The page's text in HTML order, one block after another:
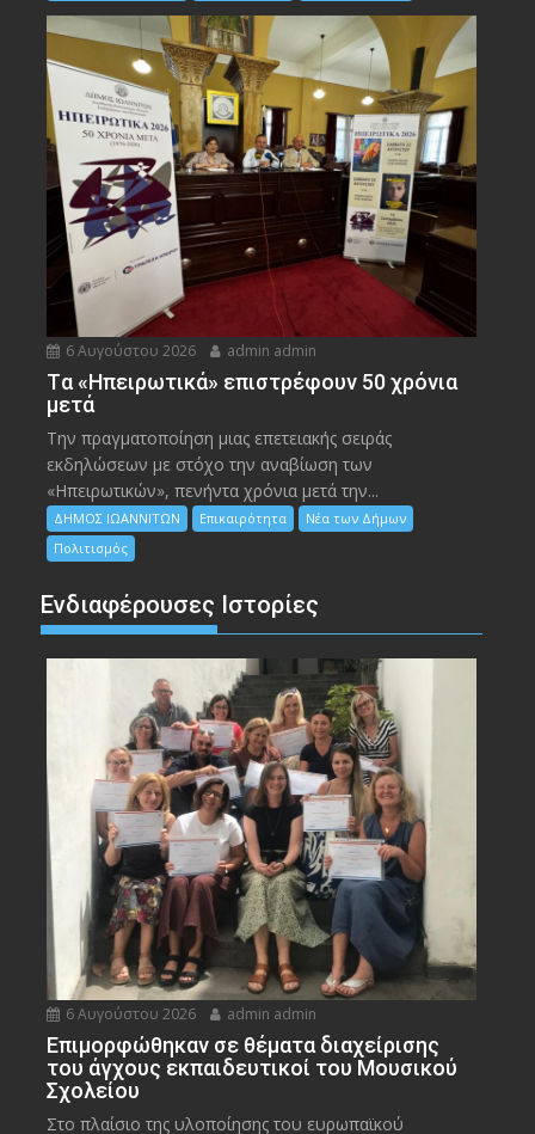
6 Αυγούστου 2026 admin admin
Tα «Ηπειρωτικά» επιστρέφουν 50 χρόνια
μετά
Την πραγματοποίηση μιας επετειακής σειράς
εκδηλώσεων με στόχο την αναβίωση των
«Ηπειρωτικών», πενήντα χρόνια μετά την...
ΔΗΜΟΣ ΙΩΑΝΝΙΤΩΝ Επικαιρότητα
Νέα των Δήμων
Πολιτισμός
Ενδιαφέρουσες Ιστορίες
6 Αυγούστου 2026 admin admin
Eπιμορφώθηκαν σε θέματα διαχείρισης
του άγχους εκπαιδευτικοί του Μουσικού
Σχολείου
Στο πλαίσιο της υλοποίησης του ευρωπαϊκού